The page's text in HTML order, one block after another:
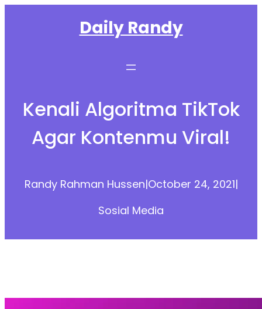
Daily Randy
Kenali Algoritma TikTok
Agar Kontenmu Viral!
Randy Rahman Hussen|October 24, 2021|
Sosial Media